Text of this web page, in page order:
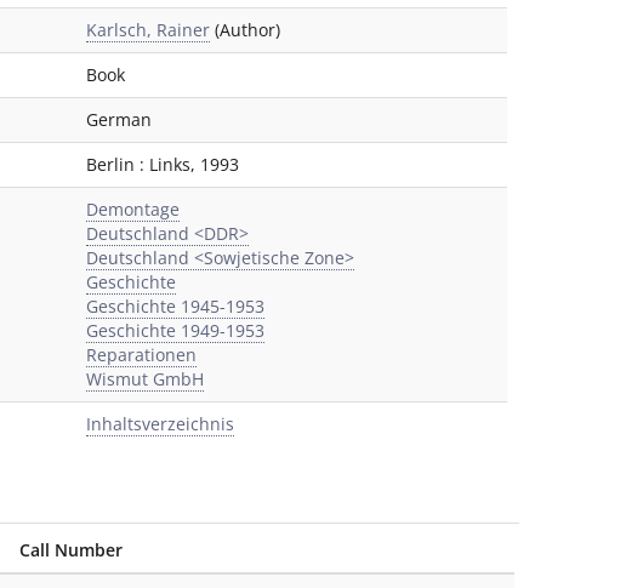
Karlsch, Rainer (Author)
Book
German
Berlin : Links, 1993
Demontage
Deutschland <DDR>
Deutschland <Sowjetische Zone>
Geschichte
Geschichte 1945-1953
Geschichte 1949-1953
Reparationen
Wismut GmbH
Inhaltsverzeichnis
Call Number